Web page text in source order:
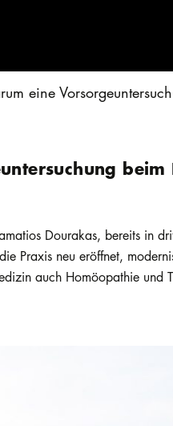
eine
beim
Dourakas, bereits in
Praxis neu eröffnet,
auch Homöopathie und